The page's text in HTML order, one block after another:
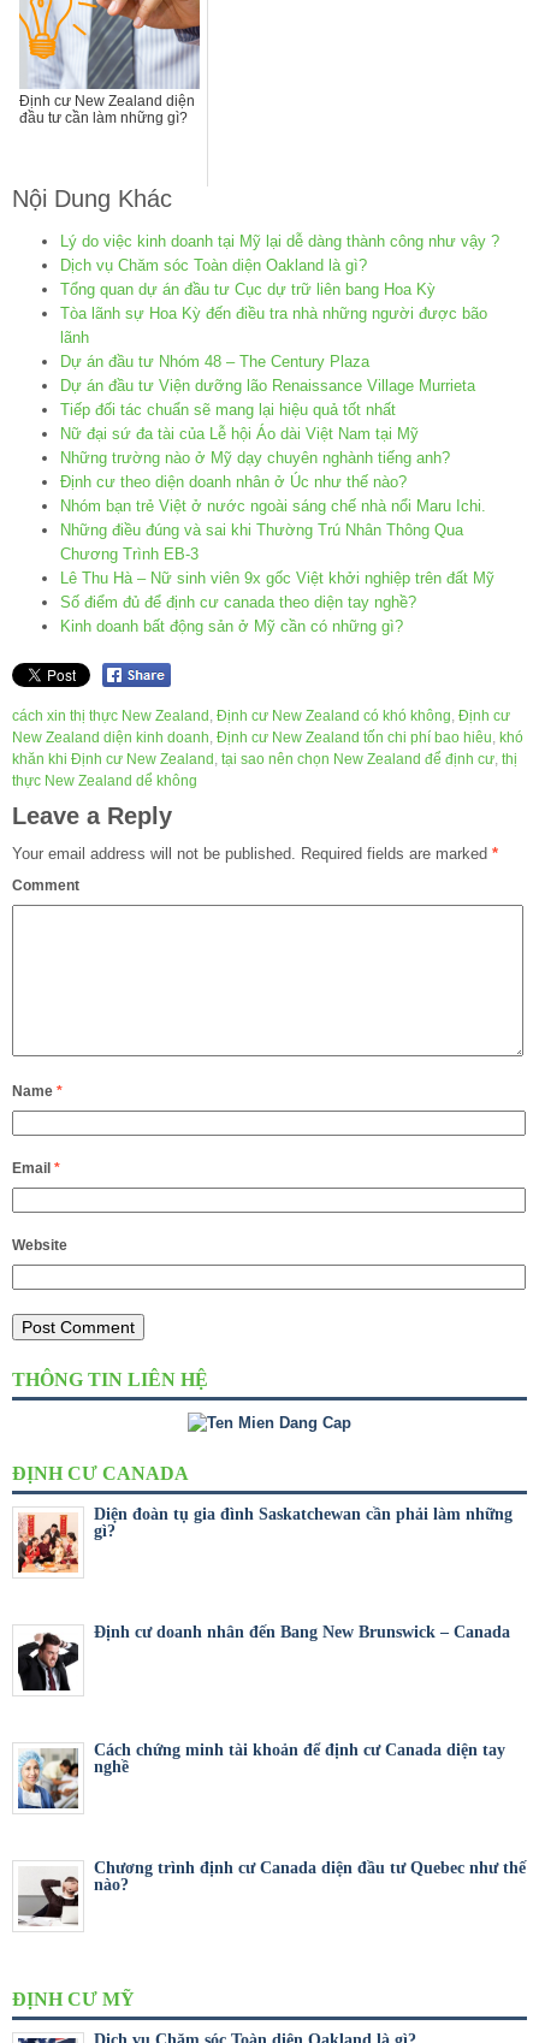
Định cư New Zealand diện
đầu tư cần làm những gì?
Nội Dung Khác
Lý do việc kinh doanh tại Mỹ lại dễ dàng thành công như vậy ?
Dịch vụ Chăm sóc Toàn diện Oakland là gì?
Tổng quan dự án đầu tư Cục dự trữ liên bang Hoa Kỳ
Tòa lãnh sự Hoa Kỳ đến điều tra nhà những người được bão
lãnh
Dự án đầu tư Nhóm 48 – The Century Plaza
Dự án đầu tư Viện dưỡng lão Renaissance Village Murrieta
Tiếp đối tác chuẩn sẽ mang lại hiệu quả tốt nhất
Nữ đại sứ đa tài của Lễ hội Áo dài Việt Nam tại Mỹ
Những trường nào ở Mỹ dạy chuyên nghành tiếng anh?
Định cư theo diện doanh nhân ở Úc như thế nào?
Nhóm bạn trẻ Việt ở nước ngoài sáng chế nhà nổi Maru Ichi.
Những điều đúng và sai khi Thường Trú Nhân Thông Qua
Chương Trình EB-3
Lê Thu Hà – Nữ sinh viên 9x gốc Việt khởi nghiệp trên đất Mỹ
Số điểm đủ để định cư canada theo diện tay nghề?
Kinh doanh bất động sản ở Mỹ cần có những gì?
cách xin thị thực New Zealand , Định cư New Zealand có khó không, Định cư
New Zealand diện kinh doanh, Định cư New Zealand tốn chi phí bao hiêu, khó
khăn khi Định cư New Zealand , tại sao nên chọn New Zealand để định cư, thị
thực New Zealand dể không
Leave a Reply
Your email address will not be published. Required fields are marked *
Comment
Name *
Email *
Website
THÔNG TIN LIÊN HỆ
ĐỊNH CƯ CANADA
Diện đoàn tụ gia đình Saskatchewan cần phải làm những
gì?
Định cư doanh nhân đến Bang New Brunswick – Canada
Cách chứng minh tài khoản để định cư Canada diện tay
nghề
Chương trình định cư Canada diện đầu tư Quebec như thế
nào?
ĐỊNH CƯ MỸ